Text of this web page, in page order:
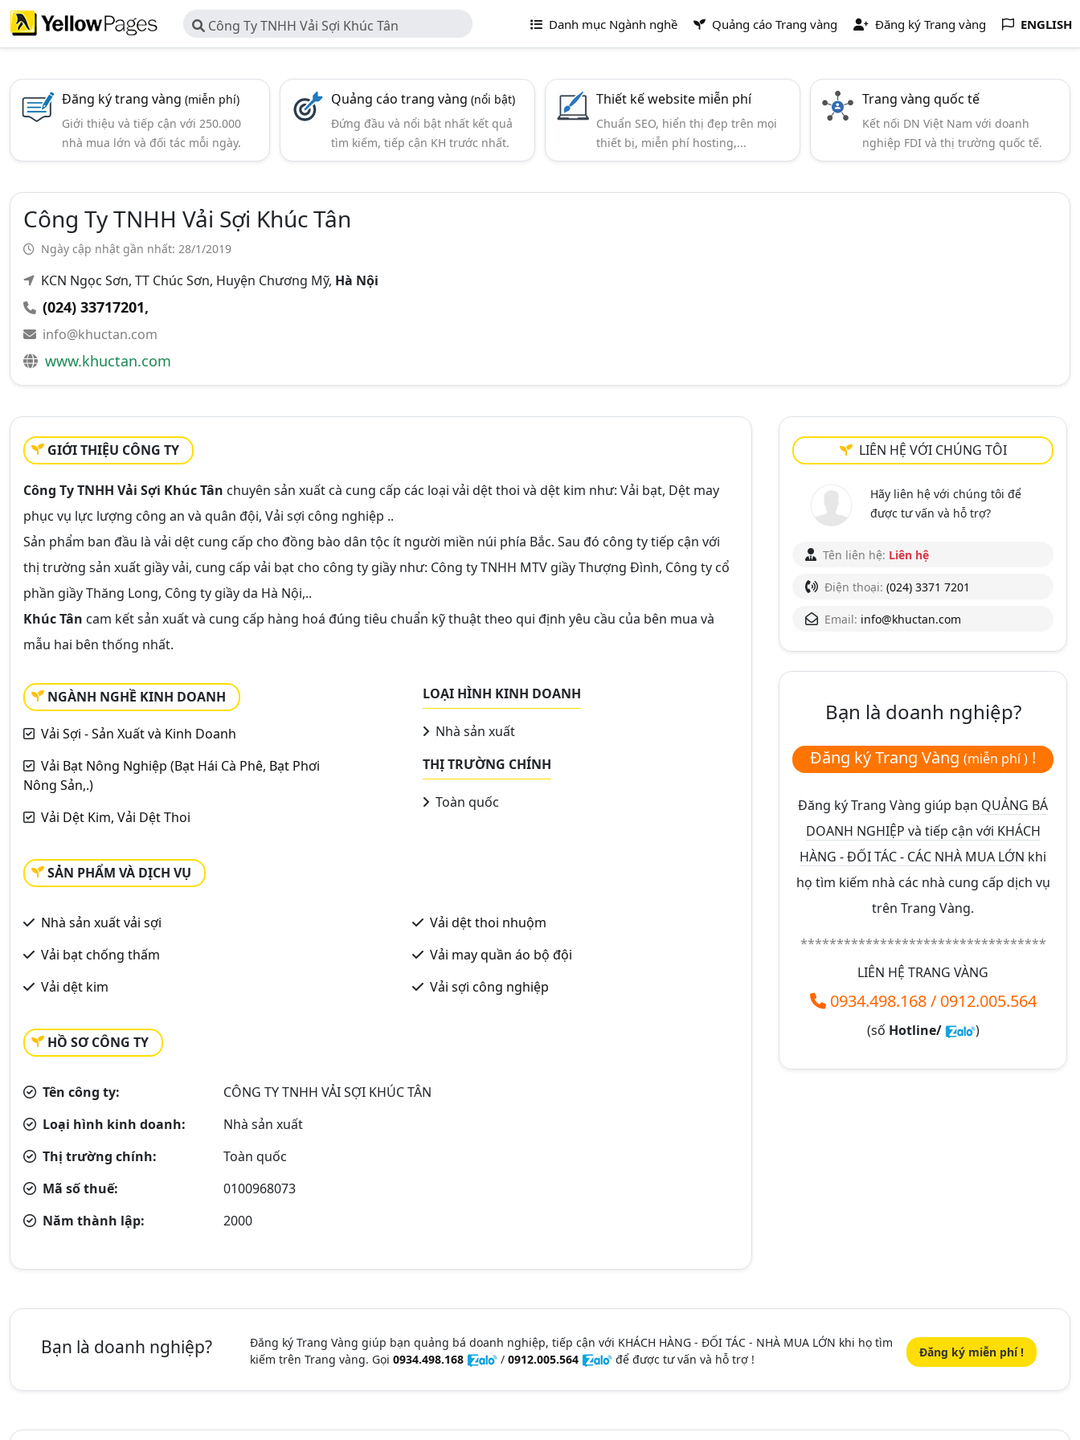
Công Ty TNHH Vải Sợi Khúc Tân Danh mục Ngành nghề Quảng cáo Trang vàng Đăng ký Trang vàng ENGLISH
Đăng ký trang vàng (miễn phí)
Giới thiệu và tiếp cận với 250.000
nhà mua lớn và đối tác mỗi ngày.
Quảng cáo trang vàng(nổi bật)
Đứng đầu và nổi bật nhất kết quả
tìm kiếm, tiếp cận KH trước nhất.
Thiết kế website miễn phí
Chuẩn SEO, hiển thị đẹp trên mọi
thiết bị, miễn phí hosting,...
Trang vàng quốc tế
Kết nối DN Việt Nam với doanh
nghiệp FDI và thị trường quốc tế.
Công Ty TNHH Vải Sợi Khúc Tân
Ngày cập nhật gần nhất: 28/1/2019
KCN Ngọc Sơn, TT Chúc Sơn, Huyện Chương Mỹ, Hà Nội
(024) 33717201,
info@khuctan.com
www.khuctan.com
GIỚI THIỆU CÔNG TY
Công Ty TNHH Vải Sợi Khúc Tân chuyên sản xuất cà cung cấp các loại vải dệt thoi và dệt kim như: Vải bạt, Dệt may
phục vụ lực lượng công an và quân đội, Vải sợi công nghiệp ..
Sản phẩm ban đầu là vải dệt cung cấp cho đồng bào dân tộc ít người miền núi phía Bắc. Sau đó công ty tiếp cận với
thị trường sản xuất giầy vải, cung cấp vải bạt cho công ty giầy như: Công ty TNHH MTV giầy Thượng Đình, Công ty cổ
phần giầy Thăng Long, Công ty giầy da Hà Nội,..
Khúc Tân cam kết sản xuất và cung cấp hàng hoá đúng tiêu chuẩn kỹ thuật theo qui định yêu cầu của bên mua và
mẫu hai bên thống nhất.
NGÀNH NGHỀ KINH DOANH
Vải Sợi - Sản Xuất và Kinh Doanh
Vải Bạt Nông Nghiệp (Bạt Hái Cà Phê, Bạt Phơi
Nông Sản,.)
Vải Dệt Kim, Vải Dệt Thoi
LOẠI HÌNH KINH DOANH
Nhà sản xuất
THỊ TRƯỜNG CHÍNH
Toàn quốc
SẢN PHẨM VÀ DỊCH VỤ
Nhà sản xuất vải sợi
Vải bạt chống thấm
Vải dệt kim
Vải dệt thoi nhuộm
Vải may quần áo bộ đội
Vải sợi công nghiệp
HỒ SƠ CÔNG TY
Tên công ty:
CÔNG TY TNHH VẢI SỢI KHÚC TÂN
Loại hình kinh doanh:
Nhà sản xuất
Thị trường chính:
Toàn quốc
Mã số thuế:
0100968073
Năm thành lập:
2000
LIÊN HỆ VỚI CHÚNG TÔI
Hãy liên hệ với chúng tôi để
được tư vấn và hỗ trợ?
Tên liên hệ: Liên hệ
Điện thoại: (024) 3371 7201
Email: info@khuctan.com
Bạn là doanh nghiệp?
Đăng ký Trang Vàng (miễn phí ) !
Đăng ký Trang Vàng giúp bạn QUẢNG BÁ
DOANH NGHIỆP và tiếp cận với KHÁCH
HÀNG - ĐỐI TÁC - CÁC NHÀ MUA LỚN khi
họ tìm kiếm nhà các nhà cung cấp dịch vụ
trên Trang Vàng.
**********************************
LIÊN HỆ TRANG VÀNG
0934.498.168/ 0912.005.564
(số Hotline/ )
Bạn là doanh nghiệp?
Đăng ký Trang Vàng giúp bạn quảng bá doanh nghiệp, tiếp cận với KHÁCH HÀNG - ĐỐI TÁC - NHÀ MUA LỚN khi họ tìm
kiếm trên Trang vàng. Gọi 0934.498.168 / 0912.005.564 để được tư vấn và hỗ trợ ! Đăng ký miễn phí !